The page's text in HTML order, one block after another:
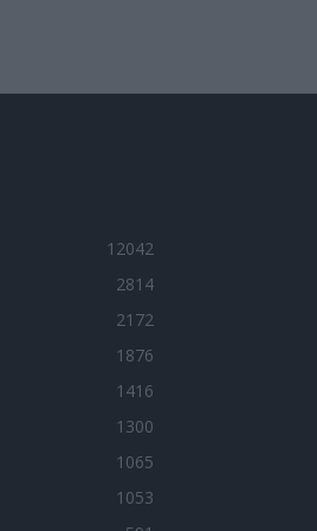
12042
2814
2172
1876
1416
1300
1065
1053